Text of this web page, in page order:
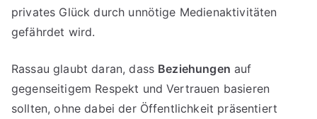
privates Glück durch unnötige Medienaktivitäten
gefährdet wird.
Rassau glaubt daran, dass Beziehungen auf
gegenseitigem Respekt und Vertrauen basieren
sollten, ohne dabei der Öffentlichkeit präsentiert